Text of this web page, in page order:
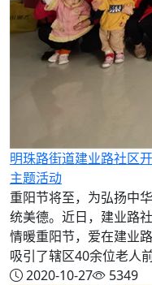
明珠路街道建业路社区
主题活动
重阳节将至，为弘扬中
统美德。近日，建业路
情暖重阳节，爱在建业
吸引了辖区40余位老人
2020-10-27
5349